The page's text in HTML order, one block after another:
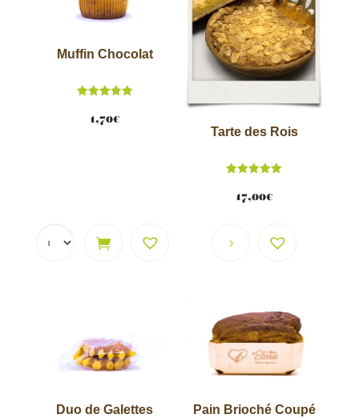
Muffin Chocolat
5.00
sur 5
1,70€
Tarte des Rois
5.00
sur 5
17,00€
Duo de Galettes Pain Brioché Coupé